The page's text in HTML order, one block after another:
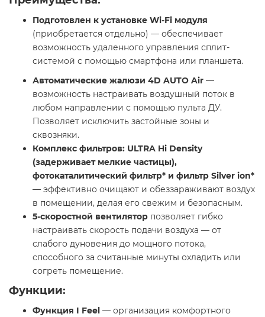
Подготовлен к установке Wi-Fi модуля
(приобретается отдельно) — обеспечивает
возможность удаленного управления сплит-
системой с помощью смартфона или планшета.
Автоматические жалюзи 4D AUTO Air —
возможность настраивать воздушный поток в
любом направлении с помощью пульта ДУ.
Позволяет исключить застойные зоны и
сквозняки.
Комплекс фильтров: ULTRA Hi Density
(задерживает мелкие частицы),
фотокаталитический фильтр* и фильтр Silver ion*
— эффективно очищают и обеззараживают воздух
в помещении, делая его свежим и безопасным.
5-скоростной вентилятор позволяет гибко
настраивать скорость подачи воздуха — от
слабого дуновения до мощного потока,
способного за считанные минуты охладить или
согреть помещение.
Функции:
Функция I Feel — организация комфортного